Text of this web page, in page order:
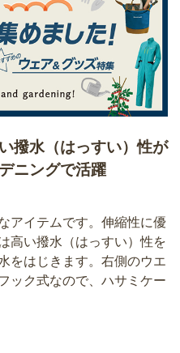
撥水（はっすい）性が
ニングで活躍
アイテムです。伸縮性に優
高い撥水（はっすい）性を
をはじきます。右側のウエ
ック式なので、ハサミケー